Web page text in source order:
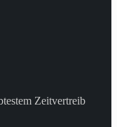
Zeitvertreib